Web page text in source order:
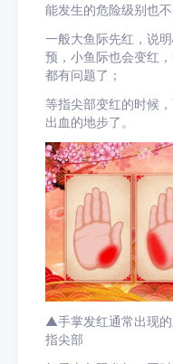
能发生的危险级别也不
一般大鱼际先红，说
预，小鱼际也会变红
都有问题了；
等指尖部变红的时候
出血的地步了。
▲手掌发红通常出现
指尖部